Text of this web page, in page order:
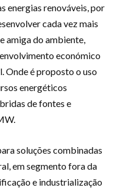
energias renováveis, por
cada vez mais
amiga do ambiente,
económico
Onde é proposto o uso
energéticos
de fontes e
soluções combinadas
em segmento fora da
e industrialização